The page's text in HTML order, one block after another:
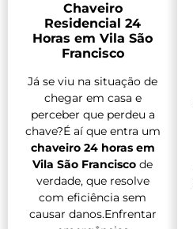
Chaveiro
Residencial 24
Horas em Vila São
Francisco
Já se viu na situação de
chegar em casa e
perceber que perdeu a
chave?É aí que entra um
chaveiro 24 horas em
Vila São Francisco de
verdade, que resolve
com eficiência sem
causar danos.Enfrentar